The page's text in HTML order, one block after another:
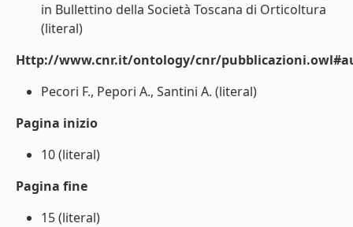
in Bullettino della Società Toscana di Orticoltura
(literal)
Http://www.cnr.it/ontology/cnr/
Pecori F., Pepori A., Santini A. (literal)
Pagina inizio
10 (literal)
Pagina fine
15 (literal)